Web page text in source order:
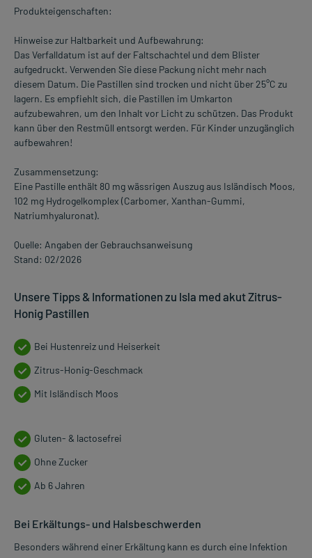
Produkteigenschaften:
Hinweise zur Haltbarkeit und Aufbewahrung:
Das Verfalldatum ist auf der Faltschachtel und dem Blister
aufgedruckt. Verwenden Sie diese Packung nicht mehr nach
diesem Datum. Die Pastillen sind trocken und nicht über 25°C zu
lagern. Es empfiehlt sich, die Pastillen im Umkarton
aufzubewahren, um den Inhalt vor Licht zu schützen. Das Produkt
kann über den Restmüll entsorgt werden. Für Kinder unzugänglich
aufbewahren!
Zusammensetzung:
Eine Pastille enthält 80 mg wässrigen Auszug aus Isländisch Moos,
102 mg Hydrogelkomplex (Carbomer, Xanthan-Gummi,
Natriumhyaluronat).
Quelle: Angaben der Gebrauchsanweisung
Stand: 02/2026
Unsere Tipps & Informationen zu Isla med akut Zitrus-
Honig Pastillen
Bei Hustenreiz und Heiserkeit
Zitrus-Honig-Geschmack
Mit Isländisch Moos
Gluten- & lactosefrei
Ohne Zucker
Ab 6 Jahren
Bei Erkältungs- und Halsbeschwerden
Besonders während einer Erkältung kann es durch eine Infektion